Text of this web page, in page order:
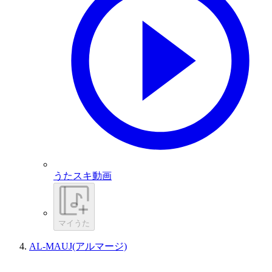
うたスキ動画
マイうた
AL-MAUJ(アルマージ)